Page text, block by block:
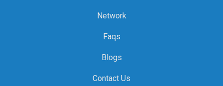
Network
Faqs
Blogs
Contact Us